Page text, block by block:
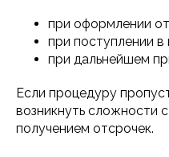
при оформлении
при поступлении в
при дальнейшем
Если процедуру
возникнуть сложности
получением отсрочек.